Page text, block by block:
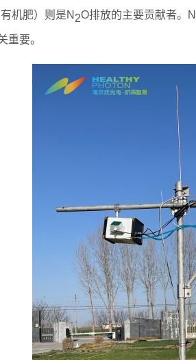
机肥）则是N 2O排放的主要贡献者。N
重要。